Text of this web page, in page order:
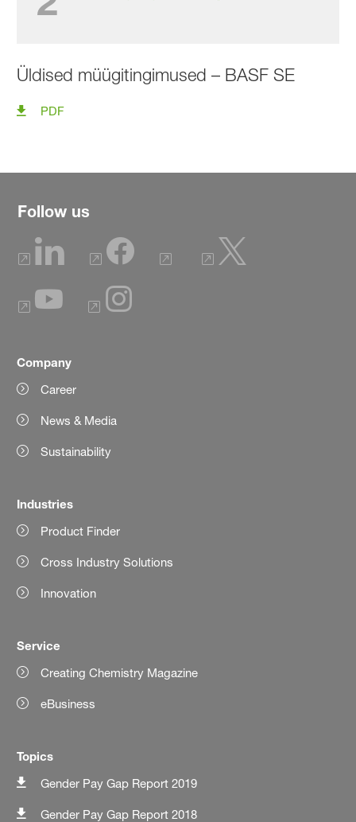
Üldised müügitingimused – BASF SE
PDF
Follow us
Company
Career
News & Media
Sustainability
Industries
Product Finder
Cross Industry Solutions
Innovation
Service
Creating Chemistry Magazine
eBusiness
Topics
Gender Pay Gap Report 2019
Gender Pay Gap Report 2018